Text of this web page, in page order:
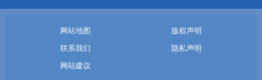
网站地图
版权声明
联系我们
隐私声明
网站建议